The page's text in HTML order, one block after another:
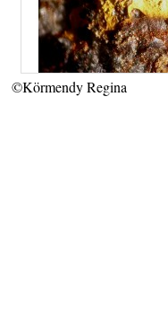
©Körmendy Regina